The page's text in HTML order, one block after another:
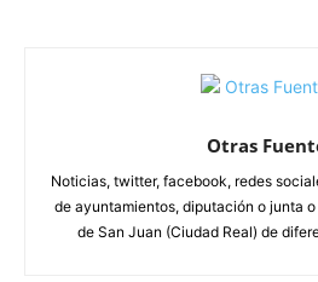
Otras
Noticias, twitter, facebook, redes
de ayuntamientos, diputación o junta
de San Juan (Ciudad Real) de